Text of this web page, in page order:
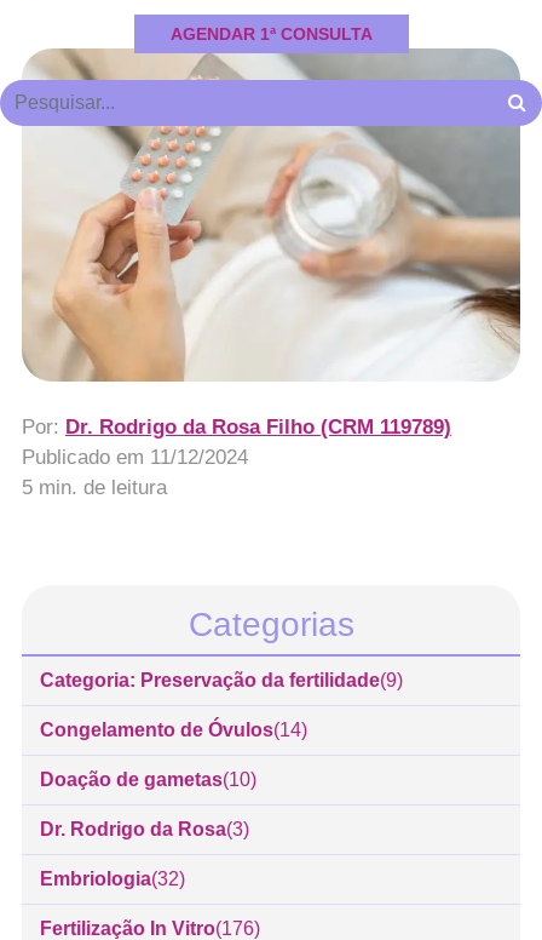
AGENDAR 1ª CONSULTA
Por: Dr. Rodrigo da Rosa Filho (CRM 119789)
Publicado em 11/12/2024
5 min. de leitura
Categorias
Categoria: Preservação da fertilidade(9)
Congelamento de Óvulos(14)
Doação de gametas(10)
Dr. Rodrigo da Rosa(3)
Embriologia(32)
Fertilização In Vitro(176)